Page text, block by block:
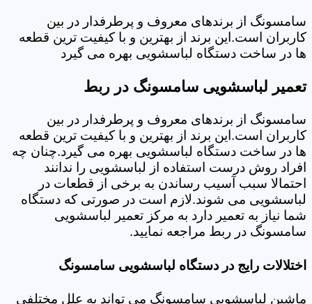
سامسونگ از برندهای معروف و پرطرفدار در بین
کاربران است.این برند از بهترین و با کیفیت ترین قطعه
ها در ساخت دستگاه لباسشویی بهره می گیرد
تعمیر لباسشویی سامسونگ در ربط
سامسونگ از برندهای معروف و پرطرفدار در بین
کاربران است.این برند از بهترین و با کیفیت ترین قطعه
ها در ساخت دستگاه لباسشویی بهره می گیرد.چنان چه
افراد روش درست استفاده از لباسشویی را ندانند
احتمالا سبب آسیب رساندن به برخی از قطعات در
لباسشویی می شوند.لازم است در صورتی که دستگاه
شما نیاز به تعمیر دارد به مرکز تعمیر لباسشویی
سامسونگ در ربط مراجعه نمایید.
اختلالات رایج در دستگاه لباسشویی سامسونگ
ماشین لباسشویی سامسونگ می تواند به علل مختلفی